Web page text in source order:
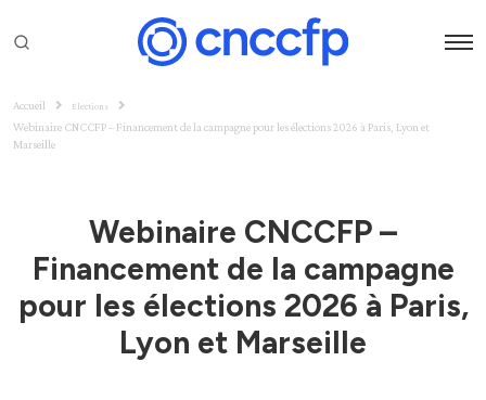
Accueil Élections
Webinaire CNCCFP – Financement de la campagne pour les élections 2026 à Paris, Lyon et
Marseille
Webinaire CNCCFP –
Financement de la campagne
pour les élections 2026 à Paris,
Lyon et Marseille